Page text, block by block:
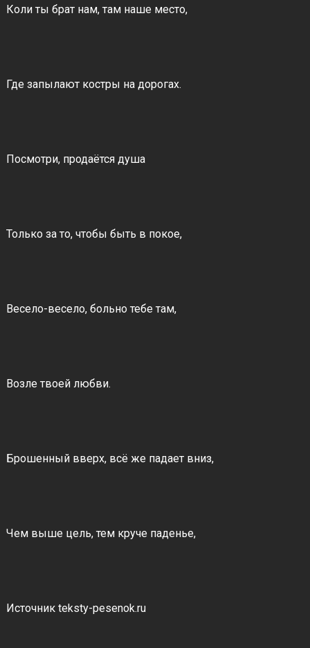
Коли ты брат нам, там наше место,
Где запылают костры на дорогах.
Посмотри, продаётся душа
Только за то, чтобы быть в покое,
Весело-весело, больно тебе там,
Возле твоей любви.
Брошенный вверх, всё же падает вниз,
Чем выше цель, тем круче паденье,
Источник teksty-pesenok.ru